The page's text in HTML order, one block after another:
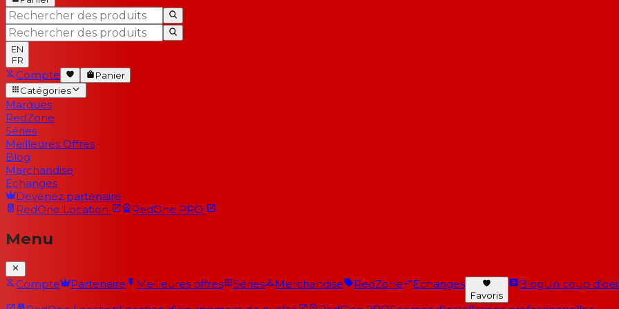
EN
FR
Compte
Panier
Catégories
Marques
RedZone
Séries
Meilleures Offres
Blog
Marchandise
Échanges
Devenez partenaire
RedOne Location RedOne PRO
Menu
Compte Partenaire Meilleures offres Séries Merchandise RedZone Échanges
Favoris
BlogUn coup